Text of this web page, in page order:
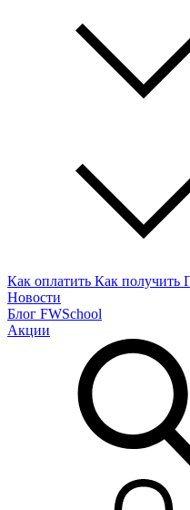
Как оплатить Как получить
Новости
Блог FWSchool
Акции